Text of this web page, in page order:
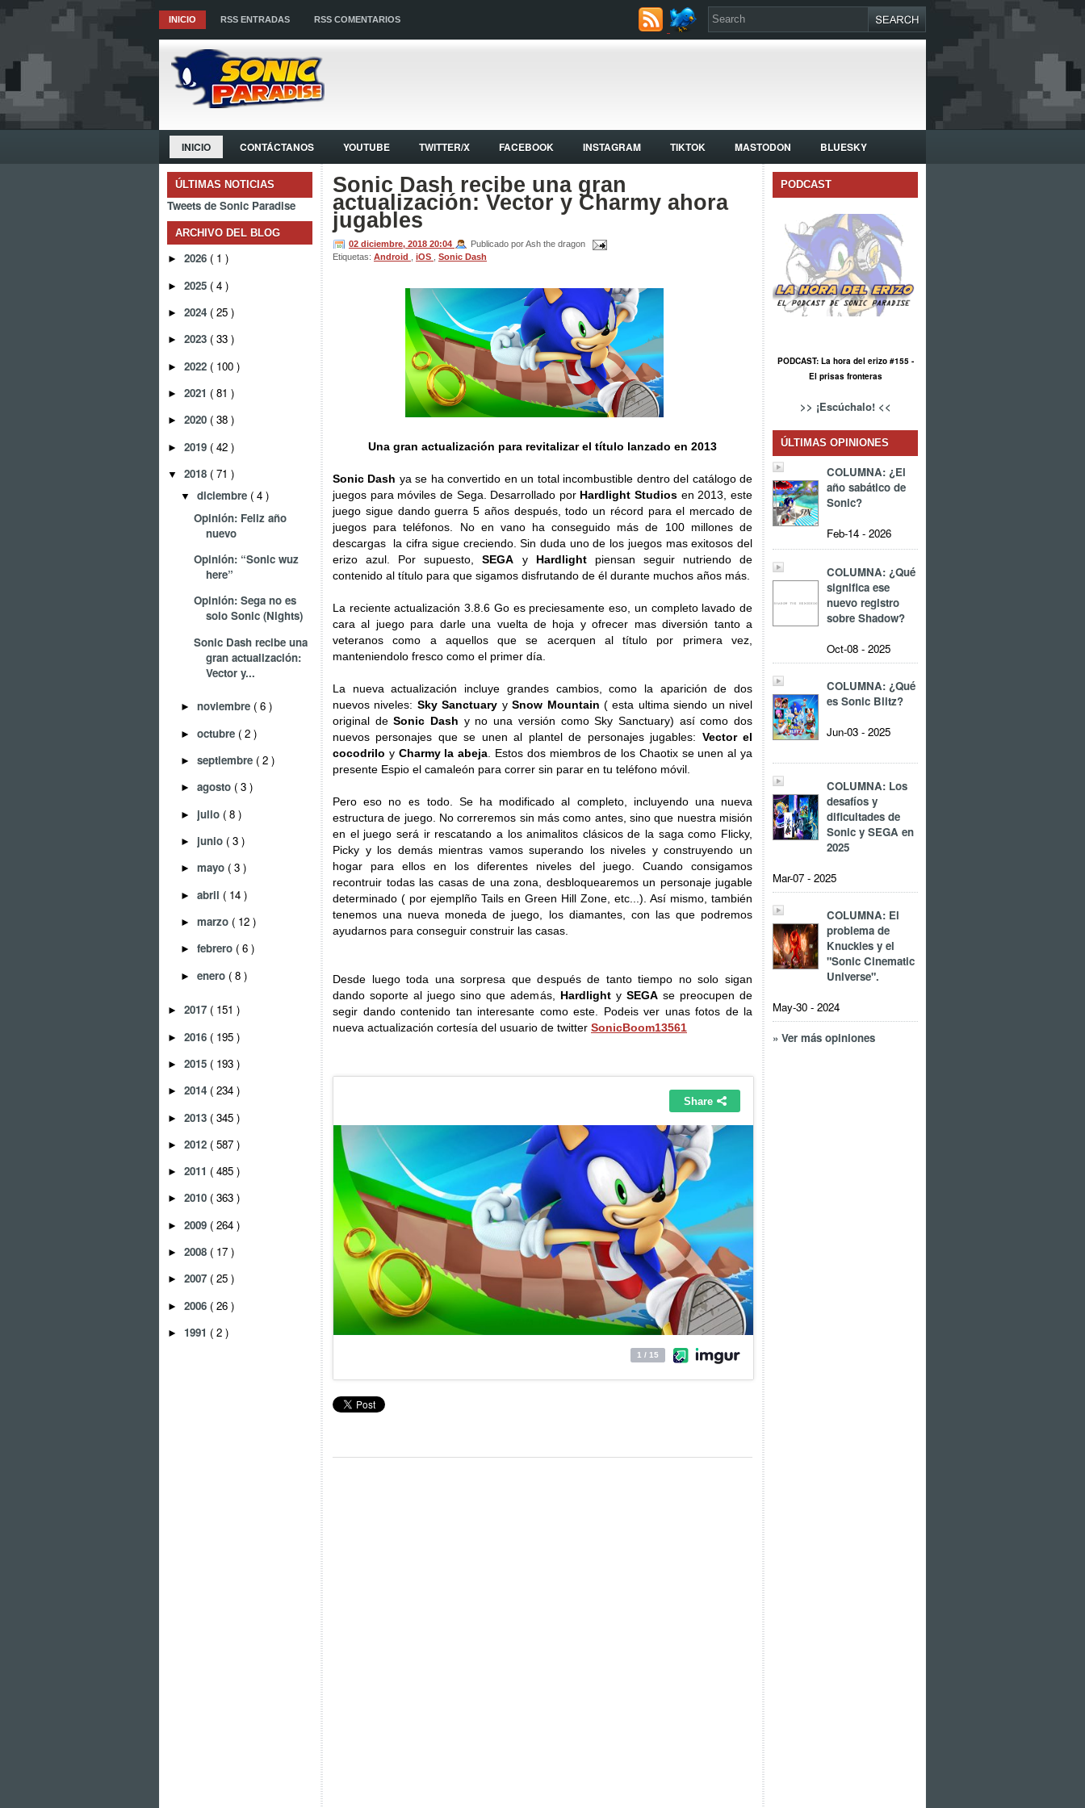
INICIO RSS ENTRADAS RSS COMENTARIOS
INICIO CONTÁCTANOS YOUTUBE TWITTER/X FACEBOOK INSTAGRAM TIKTOK MASTODON BLUESKY
ÚLTIMAS NOTICIAS
Tweets de Sonic Paradise
ARCHIVO DEL BLOG
► 2026 ( 1 )
► 2025 ( 4 )
► 2024 ( 25 )
► 2023 ( 33 )
► 2022 ( 100 )
► 2021 ( 81 )
► 2020 ( 38 )
► 2019 ( 42 )
▼ 2018 ( 71 )
▼ diciembre ( 4 )
Opinión: Feliz año
nuevo
Opinión: “Sonic wuz
here”
Opinión: Sega no es
solo Sonic (Nights)
Sonic Dash recibe una
gran actualización:
Vector y...
► noviembre ( 6 )
► octubre ( 2 )
► septiembre ( 2 )
► agosto ( 3 )
► julio ( 8 )
► junio ( 3 )
► mayo ( 3 )
► abril ( 14 )
► marzo ( 12 )
► febrero ( 6 )
► enero ( 8 )
► 2017 ( 151 )
► 2016 ( 195 )
► 2015 ( 193 )
► 2014 ( 234 )
► 2013 ( 345 )
► 2012 ( 587 )
► 2011 ( 485 )
► 2010 ( 363 )
► 2009 ( 264 )
► 2008 ( 17 )
► 2007 ( 25 )
► 2006 ( 26 )
► 1991 ( 2 )
Sonic Dash recibe una gran
actualización: Vector y Charmy ahora
jugables
02 diciembre, 2018 20:04
Publicado por Ash the dragon
Etiquetas: Android iOS Sonic Dash
Una gran actualización para revitalizar el título lanzado en 2013
Sonic Dash ya se ha convertido en un total incombustible dentro del catálogo de
juegos para móviles de Sega. Desarrollado por Hardlight Studios en 2013, este
juego sigue dando guerra 5 años después, todo un récord para el mercado de
juegos para teléfonos. No en vano ha conseguido más de 100 millones de
descargas la cifra sigue creciendo. Sin duda uno de los juegos mas exitosos del
erizo azul. Por supuesto,SEGA y Hardlight piensan seguir nutriendo de
contenido al título para que sigamos disfrutando de él durante muchos años más.
La reciente actualización 3.8.6 Go es preciesamente eso, un completo lavado de
cara al juego para darle una vuelta de hoja y ofrecer mas diversión tanto a
veteranos como a aquellos que se acerquen al título por primera vez,
manteniendolo fresco como el primer día.
La nueva actualización incluye grandes cambios, como la aparición de dos
nuevos niveles: Sky Sanctuary ySnow Mountain ( esta ultima siendo un nivel
original deSonic Dash y no una versión como Sky Sanctuary) así como dos
nuevos personajes que se unen al plantel de personajes jugables: Vector el
cocodrilo y Charmy la abeja . Estos dos miembros de los Chaotix se unen al ya
presente Espio el camaleón para correr sin parar en tu teléfono móvil.
Pero eso no es todo. Se ha modificado al completo, incluyendo una nueva
estructura de juego. No correremos sin más como antes, sino que nuestra misión
en el juego será ir rescatando a los animalitos clásicos de la saga como Flicky,
Picky y los demás mientras vamos superando los niveles y construyendo un
hogar para ellos en los diferentes niveles del juego. Cuando consigamos
recontruir todas las casas de una zona, desbloquearemos un personaje jugable
determinado ( por ejemplño Tails en Green Hill Zone, etc...). Así mismo, también
tenemos una nueva moneda de juego, los diamantes, con las que podremos
ayudarnos para conseguir construir las casas.
Desde luego toda una sorpresa que después de tanto tiempo no solo sigan
dando soporte al juego sino que además, Hardlight y SEGAse preocupen de
segir dando contenido tan interesante como este. Podeis ver unas fotos de la
nueva actualización cortesía del usuario de twitter SonicBoom13561
PODCAST
PODCAST: La hora del erizo #155 -
El prisas fronteras
>> ¡Escúchalo! <<
ÚLTIMAS OPINIONES
COLUMNA: ¿El
año sabático de
Sonic?
Feb-14 - 2026
COLUMNA: ¿Qué
significa ese
nuevo registro
sobre Shadow?
Oct-08 - 2025
COLUMNA: ¿Qué
es Sonic Blitz?
Jun-03 - 2025
COLUMNA: Los
desafíos y
dificultades de
Sonic y SEGA en
2025
Mar-07 - 2025
COLUMNA: El
problema de
Knuckles y el
"Sonic Cinematic
Universe".
May-30 - 2024
» Ver más opiniones